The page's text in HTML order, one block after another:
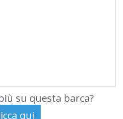
su questa barca?